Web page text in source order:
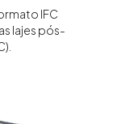
IFC
lajes pós-